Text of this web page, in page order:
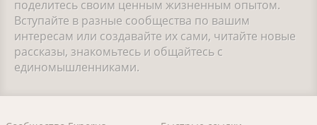
поделитесь своим ценным жизненным опытом.
Вступайте в разные сообщества по вашим
интересам или создавайте их сами, читайте новые
рассказы, знакомьтесь и общайтесь с
единомышленниками.